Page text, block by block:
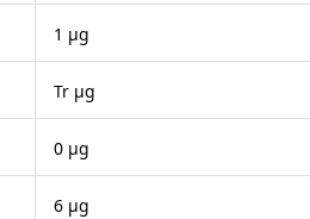
1 μg
Tr μg
0 μg
6 μg